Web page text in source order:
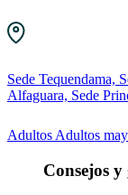
Sede Tequendama,
Alfaguara, Sede
Adultos Adultos
Consejos